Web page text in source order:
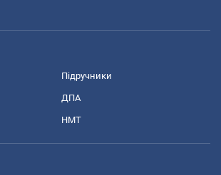
Підручники
ДПА
НМТ